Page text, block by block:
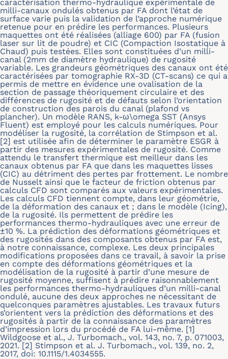
caractérisation thermo-hydraulique expérimentale de
milli-canaux ondulés obtenus par FA dont l’état de
surface varie puis la validation de l’approche numérique
retenue pour en prédire les performances. Plusieurs
maquettes ont été réalisées (alliage 600) par FA (fusion
laser sur lit de poudre) et CIC (Compaction Isostatique à
Chaud) puis testées. Elles sont constituées d’un milli-
canal (2mm de diamètre hydraulique) de rugosité
variable. Les grandeurs géométriques des canaux ont été
caractérisées par tomographie RX-3D (CT-scans) ce qui a
permis de mettre en évidence une ovalisation de la
section de passage théoriquement circulaire et des
différences de rugosité et de défauts selon l’orientation
de construction des parois du canal (plafond vs
plancher). Un modèle RANS, k-ω\omega SST (Ansys
Fluent) est employé pour les calculs numériques. Pour
modéliser la rugosité, la corrélation de Stimpson et al.
[2] est utilisée afin de déterminer le paramètre ESGR à
partir des mesures expérimentales de rugosité. Comme
attendu le transfert thermique est meilleur dans les
canaux obtenus par FA que dans les maquettes lisses
(CIC) au détriment des pertes par frottement. Le nombre
de Nusselt ainsi que le facteur de friction obtenus par
calculs CFD sont comparés aux valeurs expérimentales.
Les calculs CFD tiennent compte, dans leur géométrie,
de la déformation des canaux et ; dans le modèle (Icing),
de la rugosité. Ils permettent de prédire les
performances thermo-hydrauliques avec une erreur de
±10 %. La prédiction des déformations géométriques et
des rugosités dans des composants obtenus par FA est,
à notre connaissance, complexe. Les deux principales
modifications proposées dans ce travail, à savoir la prise
en compte des déformations géométriques et la
modélisation de la rugosité à partir d’une mesure de
rugosité moyenne, suffisent à prédire raisonnablement
les performances thermo-hydrauliques d’un milli-canal
ondulé, aucune des deux approches ne nécessitant de
quelconques paramètres ajustables. Les travaux futurs
s’orientent vers la prédiction des déformations et des
rugosités à partir de la connaissance des paramètres
d’impression lors du procédé de FA lui-même. [1]
Wildgoose et al., J. Turbomach., vol. 143, no. 7, p. 071003,
2021. [2] Stimpson et al. J. Turbomach., vol. 139, no. 2,
2017, doi: 10.1115/1.4034555.